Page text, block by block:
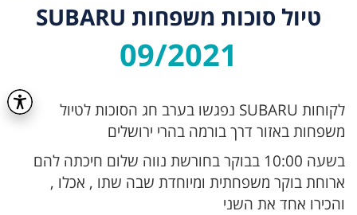
טיול סוכות משפחות SUBARU
09/2021
לקוחות SUBARU נפגשו בערב חג הסוכות לטיול
משפחות באזור דרך בורמה בהרי ירושלים
בשעה 10:00 בבוקר בחורשת נווה שלום חיכתה להם
ארוחת בוקר משפחתית ומיוחדת שבה שתו , אכלו ,
והכירו אחד את השני